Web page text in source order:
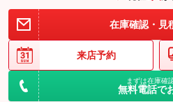
在庫確認・見
来店予約
まずは在庫確
無料電話で